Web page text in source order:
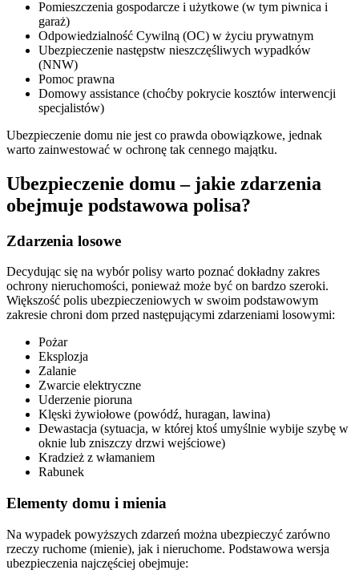
Pomieszczenia gospodarcze i użytkowe (w tym piwnica i
garaż)
Odpowiedzialność Cywilną (OC) w życiu prywatnym
Ubezpieczenie następstw nieszczęśliwych wypadków
(NNW)
Pomoc prawna
Domowy assistance (choćby pokrycie kosztów interwencji
specjalistów)
Ubezpieczenie domu nie jest co prawda obowiązkowe, jednak
warto zainwestować w ochronę tak cennego majątku.
Ubezpieczenie domu – jakie zdarzenia
obejmuje podstawowa polisa?
Zdarzenia losowe
Decydując się na wybór polisy warto poznać dokładny zakres
ochrony nieruchomości, ponieważ może być on bardzo szeroki.
Większość polis ubezpieczeniowych w swoim podstawowym
zakresie chroni dom przed następującymi zdarzeniami losowymi:
Pożar
Eksplozja
Zalanie
Zwarcie elektryczne
Uderzenie pioruna
Klęski żywiołowe (powódź, huragan, lawina)
Dewastacja (sytuacja, w której ktoś umyślnie wybije szybę w
oknie lub zniszczy drzwi wejściowe)
Kradzież z włamaniem
Rabunek
Elementy domu i mienia
Na wypadek powyższych zdarzeń można ubezpieczyć zarówno
rzeczy ruchome (mienie), jak i nieruchome. Podstawowa wersja
ubezpieczenia najczęściej obejmuje: